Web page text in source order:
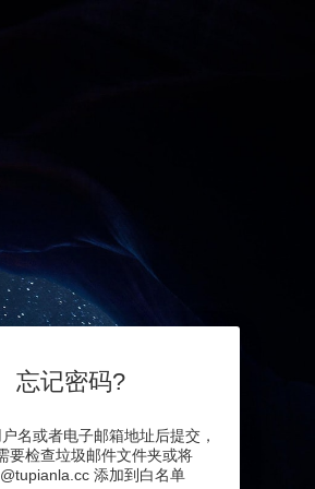
忘记密码?
名或者电子邮箱地址后提交，
要检查垃圾邮件文件夹或将
添加到白名单